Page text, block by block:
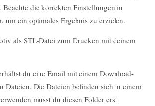
Beachte die korrekten Einstellungen in
um ein optimales Ergebnis zu erzielen.
als STL-Datei zum Drucken mit deinem
du eine Email mit einem Download-
Dateien. Die Dateien befinden sich in einem
musst du diesen Folder erst